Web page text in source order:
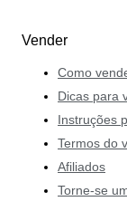
Vender
Como
Dicas para
Instruções
Termos do
Afiliados
Torne-se